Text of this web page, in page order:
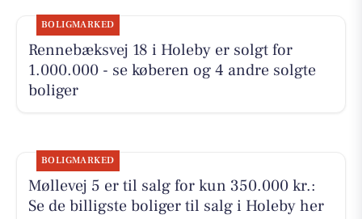
BOLIGMARKED
Rennebæksvej 18 i Holeby er solgt for
1.000.000 - se køberen og 4 andre solgte
boliger
BOLIGMARKED
Møllevej 5 er til salg for kun 350.000 kr.:
Se de billigste boliger til salg i Holeby her